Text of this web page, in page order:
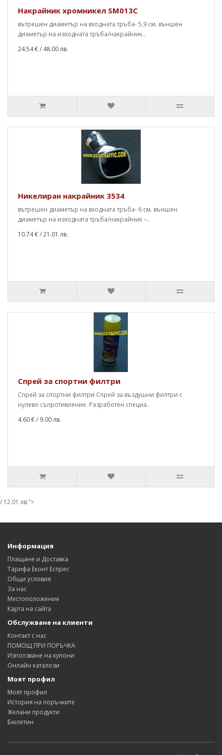
Накрайник хромникел SM013C
вътрешен диаметър на входната тръба- 5,9 см. външен
диаметър на изходната тръба/накрайник..
24.54 €/ 48.00 лв.
Никелиран накрайник 3534
вътрешен диаметър на входната тръба- 6 см. външен
диаметър на изходната тръба/накрайник –..
10.74 €/ 21.01 лв.
Спрей за спортни филтри
Спрей за спортни филтри Спрей за въздушни филтри с
нулево съпротивление. Разработен специа..
4.60 €/ 9.00 лв.
/ 12.01 лв.">
Информация
Плащане и Доставка
Тарифа Еконт Еспрес
Общи условия
За нас
Местоположение
Карта на сайта
Обслужване на клиенти
Контакт с нас
ПОМОЩ ПРИ ПОРЪЧКА
Използване на купони
Онлайн каталози
Моят профил
Моят профил
История на поръчките
Желани продукти
Бюлетин